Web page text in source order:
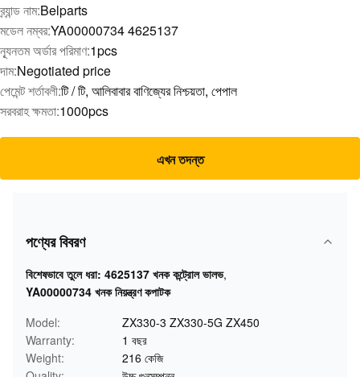
ব্র্যান্ড নাম:Belparts
মডেল নম্বর:YA00000734 4625137
ন্যূনতম অর্ডার পরিমাণ:1pcs
দাম:Negotiated price
পেমেন্ট শর্তাবলী:টি / টি, আলিবাবার বাণিজ্যের নিশ্চয়তা, পেপাল
সরবরাহ ক্ষমতা:1000pcs
এখন তদন্ত
পণ্যের বিবরণ
বিশেষভাবে তুলে ধরা: 4625137 খনক কন্ট্রোল ভালভ,
YA00000734 খনক নিয়ন্ত্রণ কপাটক
Model:
ZX330-3 ZX330-5G ZX450
Warranty:
1 বছর
Weight:
216 কেজি